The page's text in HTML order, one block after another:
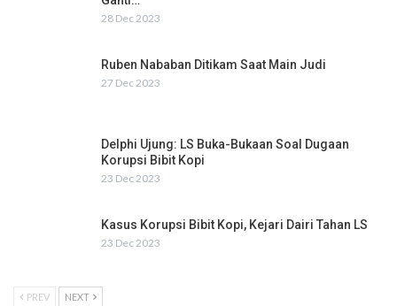
28 Dec 2023
Ruben Nababan Ditikam Saat Main Judi
27 Dec 2023
Delphi Ujung: LS Buka-Bukaan Soal Dugaan
Korupsi Bibit Kopi
23 Dec 2023
Kasus Korupsi Bibit Kopi, Kejari Dairi Tahan LS
23 Dec 2023
PREV NEXT